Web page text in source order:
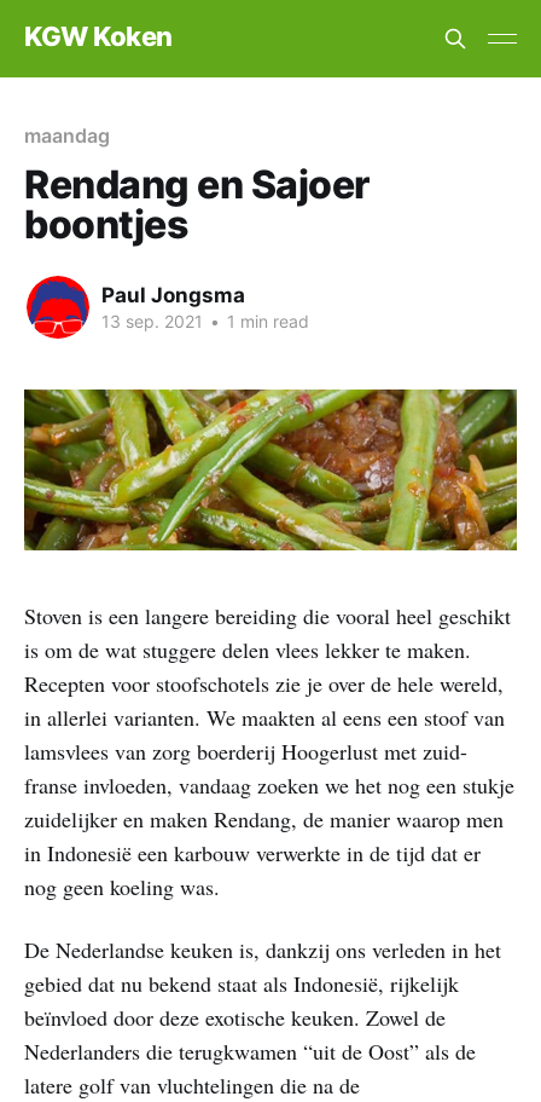
KGW Koken
maandag
Rendang en Sajoer
boontjes
Paul Jongsma
13 sep. 2021 • 1 min read
Stoven is een langere bereiding die vooral heel geschikt
is om de wat stuggere delen vlees lekker te maken.
Recepten voor stoofschotels zie je over de hele wereld,
in allerlei varianten. We maakten al eens een stoof van
lamsvlees van zorg boerderij Hoogerlust met zuid-
franse invloeden, vandaag zoeken we het nog een stukje
zuidelijker en maken Rendang, de manier waarop men
in Indonesië een karbouw verwerkte in de tijd dat er
nog geen koeling was.
De Nederlandse keuken is, dankzij ons verleden in het
gebied dat nu bekend staat als Indonesië, rijkelijk
beïnvloed door deze exotische keuken. Zowel de
Nederlanders die terugkwamen “uit de Oost” als de
latere golf van vluchtelingen die na de